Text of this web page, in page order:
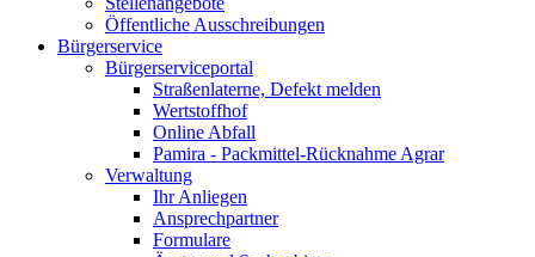
Öffentliche Ausschreibungen
Bürgerservice
Bürgerserviceportal
Straßenlaterne, Defekt melden
Wertstoffhof
Online Abfall
Pamira - Packmittel-Rücknahme Agrar
Verwaltung
Ihr Anliegen
Ansprechpartner
Formulare